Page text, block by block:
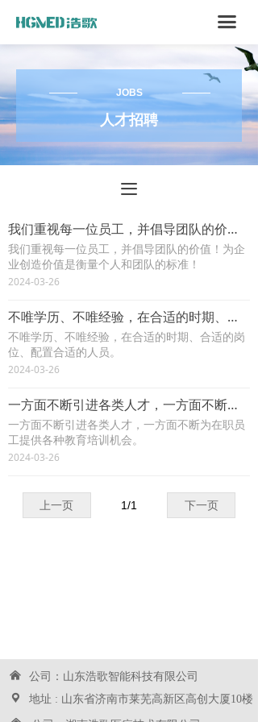
끀
끀
我们重视每一位员工，并倡导团队的价值！为企业创造价值是衡量个人和团队的标准！
我们重视每一位员工，并倡导团队的价值！为企
业创造价值是衡量个人和团队的标准！
2024-03-26
不唯学历、不唯经验，在合适的时期、合适的岗位、配置合适的人员。
不唯学历、不唯经验，在合适的时期、合适的岗
位、配置合适的人员。
2024-03-26
一方面不断引进各类人才，一方面不断为在职员工提供各种教育培训机会。
一方面不断引进各类人才，一方面不断为在职员
工提供各种教育培训机会。
2024-03-26
上一页 下一页
1/1
人才招聘
JOBS
낀
끇
公司：山东浩歌智能科技有限公司
地址 : 山东省济南市莱芜高新区高创大厦10楼